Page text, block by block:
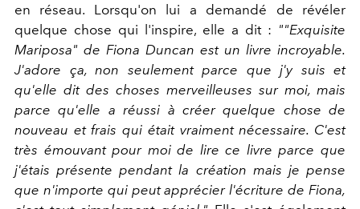
en réseau. Lorsqu'on lui a demandé de révéler
quelque chose qui l'inspire, elle a dit : ""Exquisite
Mariposa" de Fiona Duncan est un livre incroyable.
J'adore ça, non seulement parce que j'y suis et
qu'elle dit des choses merveilleuses sur moi, mais
parce qu'elle a réussi à créer quelque chose de
nouveau et frais qui était vraiment nécessaire. C'est
très émouvant pour moi de lire ce livre parce que
j'étais présente pendant la création mais je pense
que n'importe qui peut apprécier l'écriture de Fiona,